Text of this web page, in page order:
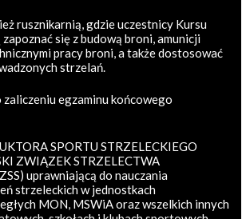
rusznikarnią, gdzie uczestnicy Kursu
się z budową broni, amunicji
pracy broni, a także dostosować
strzelań.
egzaminu końcowego
SPORTU STRZELECKIEGO
ZWIĄZEK STRZELECTWA
uprawniającą do nauczania
strzeleckich w jednostkach
MON, MSWiA oraz wszelkich innych